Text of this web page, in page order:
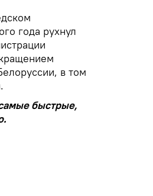
года рухнул
в том
быстрые,